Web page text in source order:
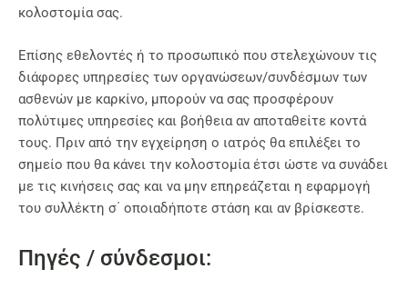
κολοστομία σας.
Επίσης εθελοντές ή το προσωπικό που στελεχώνουν τις
διάφορες υπηρεσίες των οργανώσεων/συνδέσμων των
ασθενών με καρκίνο, μπορούν να σας προσφέρουν
πολύτιμες υπηρεσίες και βοήθεια αν αποταθείτε κοντά
τους. Πριν από την εγχείρηση ο ιατρός θα επιλέξει το
σημείο που θα κάνει την κολοστομία έτσι ώστε να συνάδει
με τις κινήσεις σας και να μην επηρεάζεται η εφαρμογή
του συλλέκτη σ΄ οποιαδήποτε στάση και αν βρίσκεστε.
Πηγές / σύνδεσμοι: